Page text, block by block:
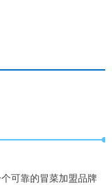
可靠的冒菜加盟品牌